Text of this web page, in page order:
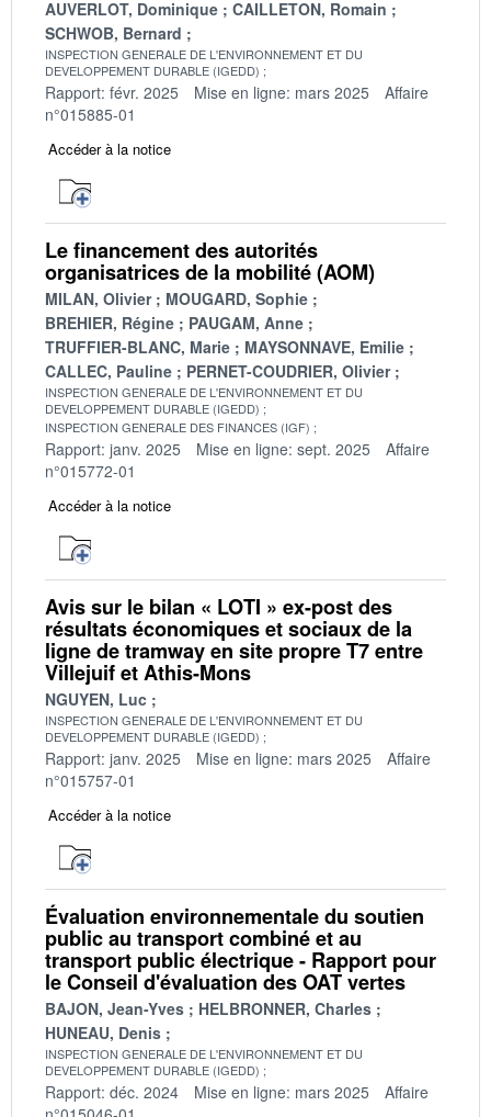
AUVERLOT, Dominique
CAILLETON, Romain
SCHWOB, Bernard
INSPECTION GENERALE DE L'ENVIRONNEMENT ET DU
DEVELOPPEMENT DURABLE (IGEDD)
Rapport: févr. 2025 Mise en ligne: mars 2025
Affaire
n°015885-01
Accéder à la notice
Le financement des autorités
organisatrices de la mobilité (AOM)
MILAN, Olivier
MOUGARD, Sophie
BREHIER, Régine
PAUGAM, Anne
TRUFFIER-BLANC, Marie
MAYSONNAVE, Emilie
CALLEC, Pauline
PERNET-COUDRIER, Olivier
INSPECTION GENERALE DE L'ENVIRONNEMENT ET DU
DEVELOPPEMENT DURABLE (IGEDD)
INSPECTION GENERALE DES FINANCES (IGF)
Rapport: janv. 2025 Mise en ligne: sept. 2025
Affaire
n°015772-01
Accéder à la notice
Avis sur le bilan « LOTI » ex-post des
résultats économiques et sociaux de la
ligne de tramway en site propre T7 entre
Villejuif et Athis-Mons
NGUYEN, Luc
INSPECTION GENERALE DE L'ENVIRONNEMENT ET DU
DEVELOPPEMENT DURABLE (IGEDD)
Rapport: janv. 2025 Mise en ligne: mars 2025
Affaire
n°015757-01
Accéder à la notice
Évaluation environnementale du soutien
public au transport combiné et au
transport public électrique - Rapport pour
le Conseil d'évaluation des OAT vertes
BAJON, Jean-Yves
HELBRONNER, Charles
HUNEAU, Denis
INSPECTION GENERALE DE L'ENVIRONNEMENT ET DU
DEVELOPPEMENT DURABLE (IGEDD)
Rapport: déc. 2024 Mise en ligne: mars 2025
Affaire